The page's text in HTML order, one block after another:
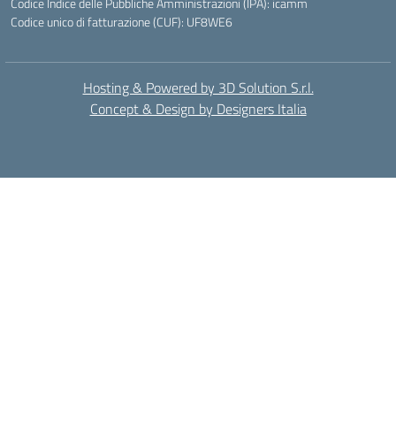
Codice unico di fatturazione (CUF): UF8WE6
Hosting & Powered by 3D Solution S.r.l.
Concept & Design by Designers Italia